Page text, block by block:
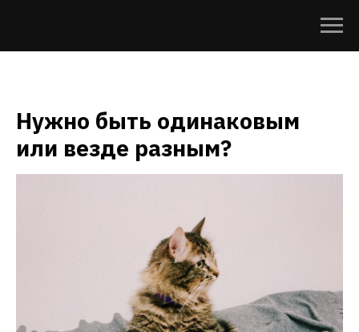
Нужно быть одинаковым
или везде разным?